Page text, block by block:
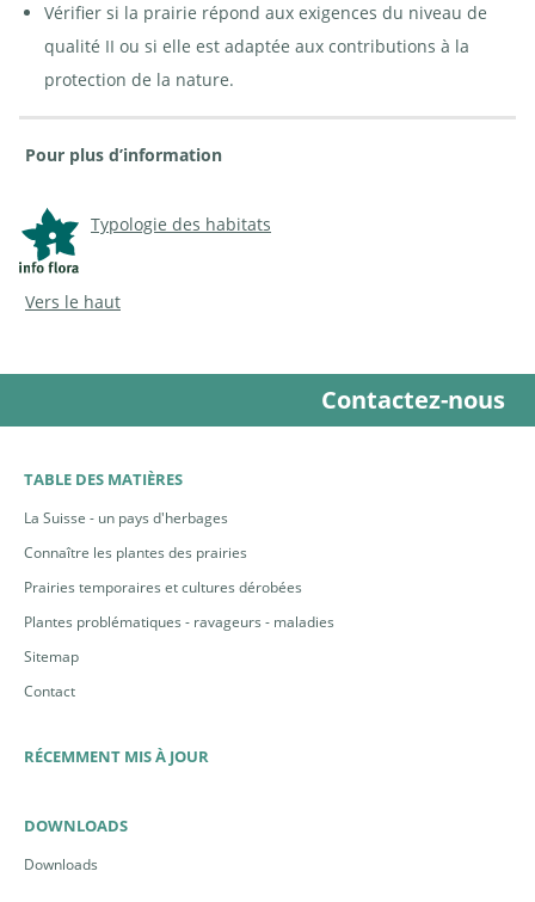
Vérifier si la prairie répond aux exigences du niveau de
qualité II ou si elle est adaptée aux contributions à la
protection de la nature.
Pour plus d’information
Typologie des habitats
Vers le haut
Contactez-nous
TABLE DES MATIÈRES
La Suisse - un pays d'herbages
Connaître les plantes des prairies
Prairies temporaires et cultures dérobées
Plantes problématiques - ravageurs - maladies
Sitemap
Contact
RÉCEMMENT MIS À JOUR
DOWNLOADS
Downloads